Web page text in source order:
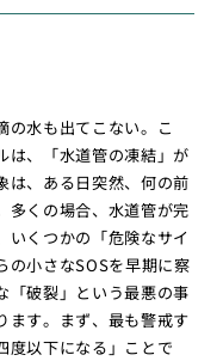
の水も出てこない。こ
は、「水道管の凍結」が
は、ある日突然、何の前
多くの場合、水道管が完
いくつかの「危険なサイ
の小さなSOSを早期に察
「破裂」という最悪の事
ます。まず、最も警戒す
度以下になる」ことで